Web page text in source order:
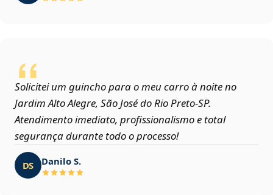
Solicitei um guincho para o meu carro à noite no
Jardim Alto Alegre, São José do Rio Preto‑SP.
Atendimento imediato, profissionalismo e total
segurança durante todo o processo!
DS Danilo S.